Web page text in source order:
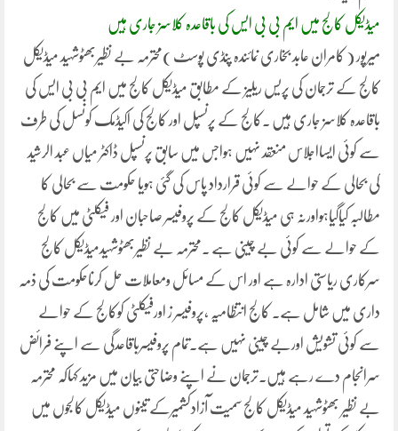
میڈیکل کالج میں ایم بی بی ایس کی باقاعدہ کلاسز جاری ہیں
میرپور ( کامران عابد بخاری نمائندہ پنڈی پوسٹ )محترمہ بے نظیربھٹوشہید میڈیکل
کالج کے ترجمان کی پریس ریلیز کے مطابق میڈیکل کالج میں ایم بی بی ایس کی
باقاعدہ کلاسز جاری ہیں ۔کالج کے پرنسپل اور کالج کی اکیڈمک کونسل کی طرف
سے کوئی ایسااجلاس منعقد نہیں ہواجس میں سابق پرنسپل ڈاکٹر میاں عبد الرشید
کی بحالی کے حوالے سے کوئی قرارداد پاس کی گئی ہویا حکومت سے بحالی کا
مطالبہ کیاگیاہواورنہ ہی میڈیکل کالج کے پروفیسر صاحبان اور فیکلٹی میں کالج
کے حوالے سے کوئی بے چینی ہے ۔محترمہ بے نظیربھٹوشہیدمیڈیکل کالج
سرکاری ریاستی ادارہ ہے اور اس کے مسائل ومعاملات حل کرناحکومت کی ذمہ
داری میں شامل ہے۔ کالج انتظامیہ ،پروفیسر ز اورفیکلٹی کوکالج کے حوالے
سے کوئی تشویش اوربے چینی نہیں ہے۔تمام پروفیسرباقاعدگی سے اپنے فرائض
سرانجام دے رہے ہیں۔ترجمان نے اپنے وضاحتی بیان میں مزید کہاکہ محترمہ
بے نظیر بھٹوشہید میڈیکل کالج سمیت آزادکشمیرکے تینوں میڈیکل کالجوں میں